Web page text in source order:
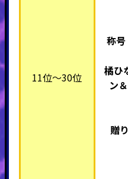
11位～30位
称
橘ひ
ン
贈